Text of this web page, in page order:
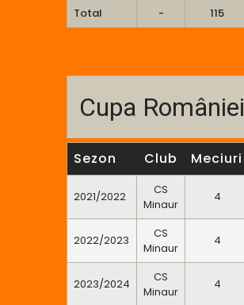
Total - 115
Cupa României
Sezon Club Meciuri
2021/2022
CS
Minaur
4
2022/2023
CS
Minaur
4
2023/2024
CS
Minaur
4